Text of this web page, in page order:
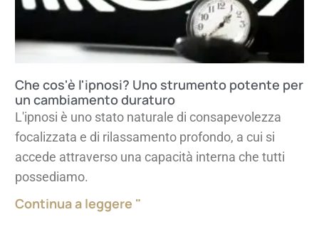
Che cos'è l'ipnosi? Uno strumento potente per
un cambiamento duraturo
L'ipnosi è uno stato naturale di consapevolezza
focalizzata e di rilassamento profondo, a cui si
accede attraverso una capacità interna che tutti
possediamo.
Continua a leggere "